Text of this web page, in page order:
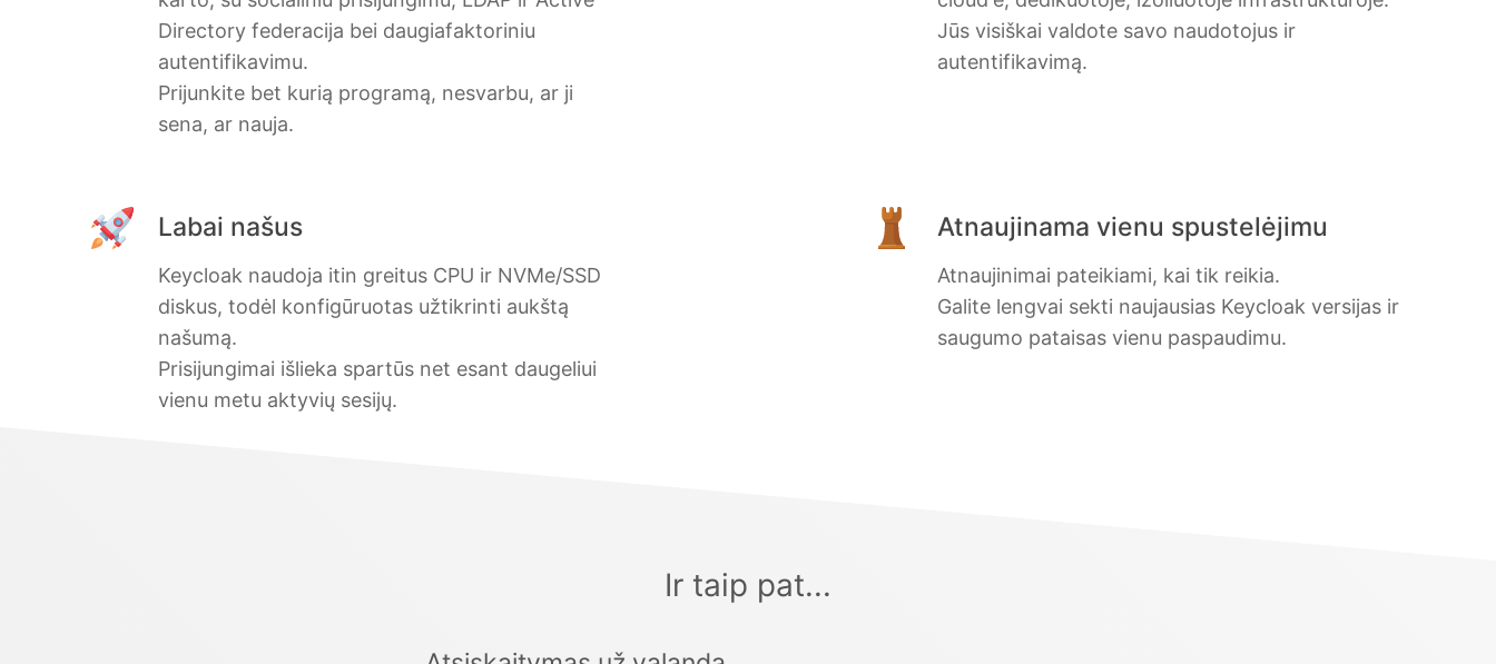
Directory federacija bei daugiafaktoriniu
autentifikavimu.
Prijunkite bet kurią programą, nesvarbu, ar ji
sena, ar nauja.
Jūs visiškai valdote savo naudotojus ir
autentifikavimą.
Labai našus
Keycloak naudoja itin greitus CPU ir NVMe/SSD
diskus, todėl konfigūruotas užtikrinti aukštą
našumą.
Prisijungimai išlieka spartūs net esant daugeliui
vienu metu aktyvių sesijų.
Atnaujinama vienu spustelėjimu
Atnaujinimai pateikiami, kai tik reikia.
Galite lengvai sekti naujausias Keycloak versijas ir
saugumo pataisas vienu paspaudimu.
Ir taip pat...